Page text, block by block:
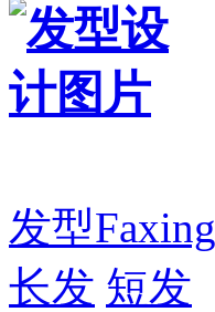
发型Faxing
长发 短发